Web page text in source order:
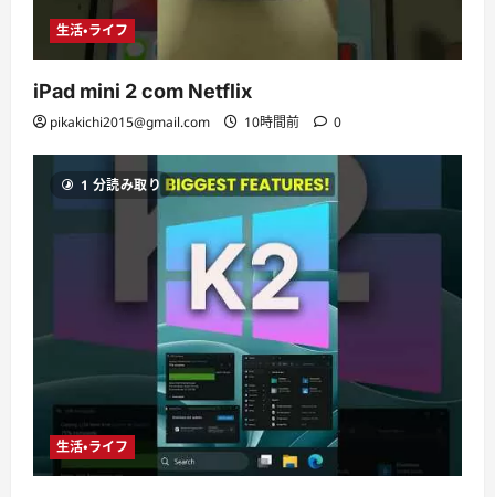
生活・ライフ
iPad mini 2 com Netflix
pikakichi2015@gmail.com 10時間前 0
1 分読み取り
生活・ライフ